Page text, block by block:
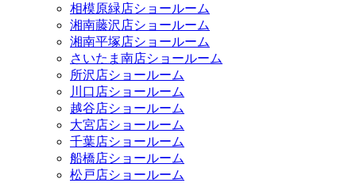
相模原緑店ショールーム
湘南藤沢店ショールーム
湘南平塚店ショールーム
さいたま南店ショールーム
所沢店ショールーム
川口店ショールーム
越谷店ショールーム
大宮店ショールーム
千葉店ショールーム
船橋店ショールーム
松戸店ショールーム